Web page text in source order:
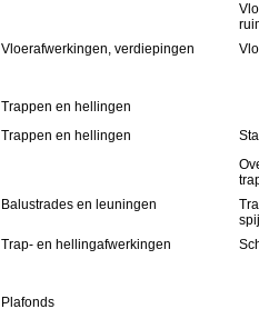
Vloerafwerkingen, verdiepingen
Trappen en hellingen
Trappen en hellingen
Balustrades en leuningen
Trap- en hellingafwerkingen
Plafonds